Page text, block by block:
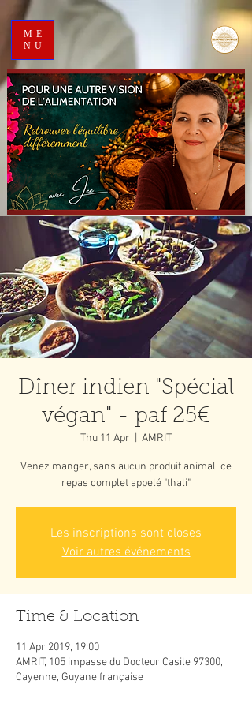
ME
NU
Dîner indien "Spécial
végan" - paf 25€
Thu 11 Apr AMRIT
Venez manger, sans aucun produit animal, ce
repas complet appelé "thali"
Les inscriptions sont closes
Voir autres événements
Time & Location
11 Apr 2019, 19:00
AMRIT, 105 impasse du Docteur Casile 97300,
Cayenne, Guyane française